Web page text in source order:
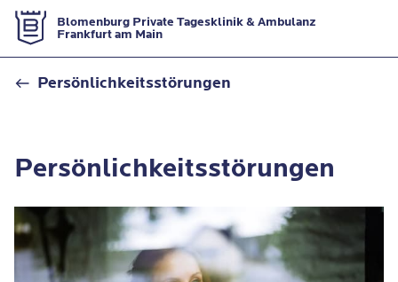
Zur Startseite
Blomenburg Private Tagesklinik & Ambulanz
Frankfurt am Main
Persönlichkeitsstörungen
Persönlichkeitsstörungen